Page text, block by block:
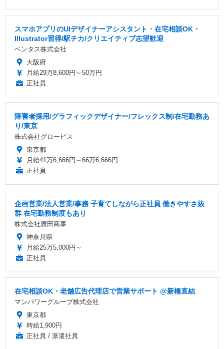
スマホアプリのUIデザイナーアシスタント・在宅相談OK・
Illustrator習得/駅チカ/クリエイティブ志望歓迎
ベンタス株式会社
大阪府
月給29万8,600円～50万円
正社員
障害者採用/グラフィックデザイナー/フレックス制/在宅勤務あ
り/東京
株式会社グロービス
東京都
月給41万6,666円～66万6,666円
正社員
企画営業/法人営業/事務 子育てしながら正社員 働きやすさ抜
群 在宅勤務制度もあり
株式会社廣田商事
神奈川県
月給25万5,000円～
正社員
在宅相談OK・老舗広告代理店で営業サポート @新橋直結
マンパワーグループ株式会社
東京都
時給1,900円
正社員 / 派遣社員